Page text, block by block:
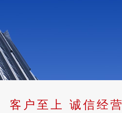
客户至上 诚信经营